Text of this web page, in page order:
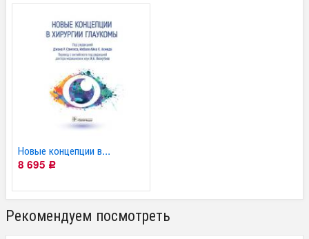
Новые концепции в...
8 695 Р
Рекомендуем посмотреть